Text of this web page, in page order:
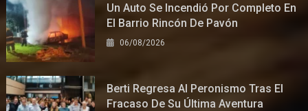
Un Auto Se Incendió Por Completo En
El Barrio Rincón De Pavón
06/08/2026
Berti Regresa Al Peronismo Tras El
Fracaso De Su Última Aventura